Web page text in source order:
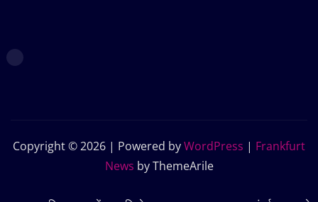
Copyright © 2026 | Powered byWordPress | Frankfurt
News by ThemeArile